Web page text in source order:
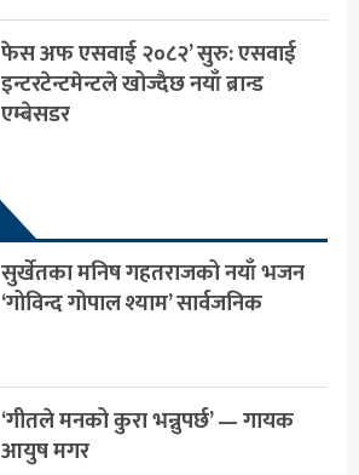
फेस अफ एसवाई २०८२’ सुरु: एसवाई
इन्टरटेन्टमेन्टले खोज्दैछ नयाँ ब्रान्ड
एम्बेसडर
सुर्खेतका मनिष गहतराजको नयाँ भजन
‘गोविन्द गोपाल श्याम’ सार्वजनिक
‘गीतले मनको कुरा भन्नुपर्छ’ — गायक
आयुष मगर